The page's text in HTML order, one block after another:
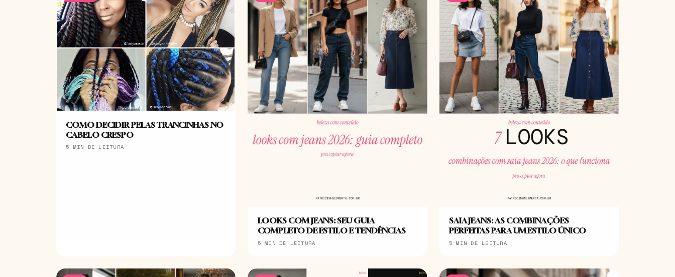
COMO DECIDIR PELAS TRANCINHAS NO
CABELO CRESPO
5 MIN DE LEITURA
LOOKS COM JEANS: SEU GUIA
COMPLETO DE ESTILO E TENDÊNCIAS
5 MIN DE LEITURA
SAIA JEANS: AS COMBINAÇÕES
PERFEITAS PARA UM ESTILO ÚNICO
5 MIN DE LEITURA